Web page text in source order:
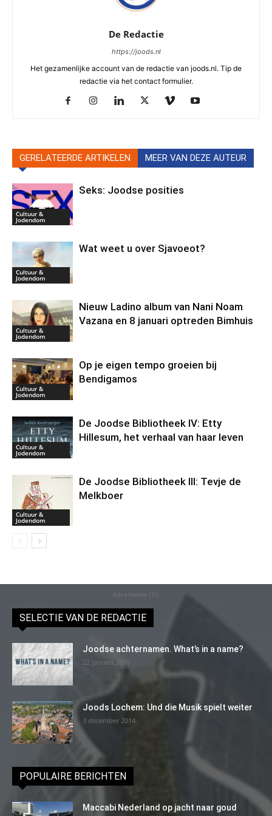
De Redactie
https://joods.nl
Het gezamenlijke account van de redactie van joods.nl. Tip de
redactie via het contact formulier.
GERELATEERDE ARTIKELEN MEER VAN DEZE AUTEUR
Cultuur &
Jodendom
Seks: Joodse posities
Cultuur &
Jodendom
Wat weet u over Sjavoeot?
Cultuur &
Jodendom
Nieuw Ladino album van Nani Noam
Vazana en 8 januari optreden Bimhuis
Cultuur &
Jodendom
Op je eigen tempo groeien bij
Bendigamos
Cultuur &
Jodendom
De Joodse Bibliotheek IV: Etty
Hillesum, het verhaal van haar leven
Cultuur &
Jodendom
De Joodse Bibliotheek III: Tevje de
Melkboer
Advertentie (11)
SELECTIE VAN DE REDACTIE
Joodse achternamen. What’s in a name?
22 januari 2016
Joods Lochem: Und die Musik spielt weiter
3 december 2014
POPULAIRE BERICHTEN
Maccabi Nederland op jacht naar goud